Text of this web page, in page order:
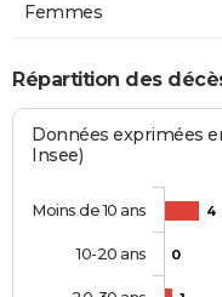
Femmes
Répartition des
Données exprimées
Insee)
4
0
Moins de 10 ans
10-20 ans